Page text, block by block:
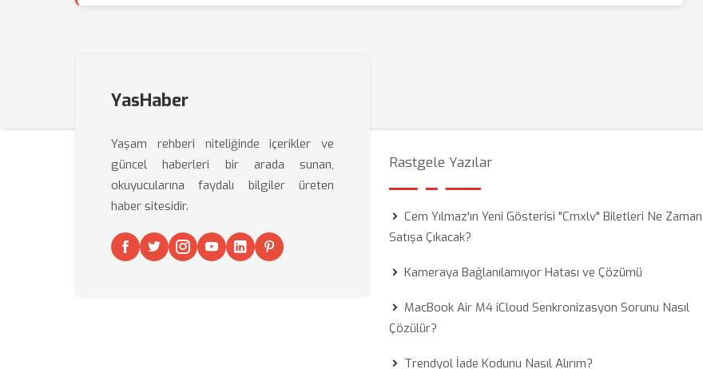
YasHaber
Yaşam rehberi niteliğinde içerikler ve
güncel haberleri bir arada sunan,
okuyucularına faydalı bilgiler üreten
haber sitesidir.
Rastgele Yazılar
Cem Yılmaz'ın Yeni Gösterisi "Cmxlv" Biletleri Ne Zaman
Satışa Çıkacak?
Kameraya Bağlanılamıyor Hatası ve Çözümü
MacBook Air M4 iCloud Senkronizasyon Sorunu Nasıl
Çözülür?
Trendyol İade Kodunu Nasıl Alırım?